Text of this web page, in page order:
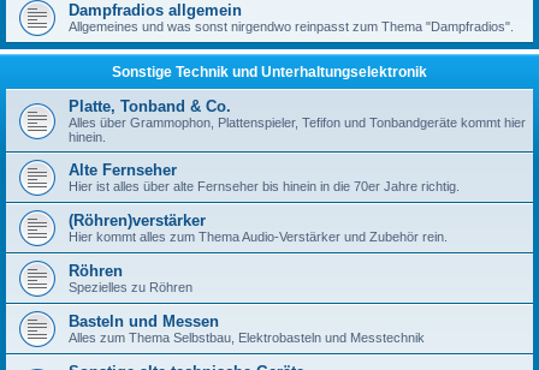
Dampfradios allgemein
Allgemeines und was sonst nirgendwo reinpasst zum Thema "Dampfradios".
Sonstige Technik und Unterhaltungselektronik
Platte, Tonband & Co.
Alles über Grammophon, Plattenspieler, Tefifon und Tonbandgeräte kommt hier
hinein.
Alte Fernseher
Hier ist alles über alte Fernseher bis hinein in die 70er Jahre richtig.
(Röhren)verstärker
Hier kommt alles zum Thema Audio-Verstärker und Zubehör rein.
Röhren
Spezielles zu Röhren
Basteln und Messen
Alles zum Thema Selbstbau, Elektrobasteln und Messtechnik